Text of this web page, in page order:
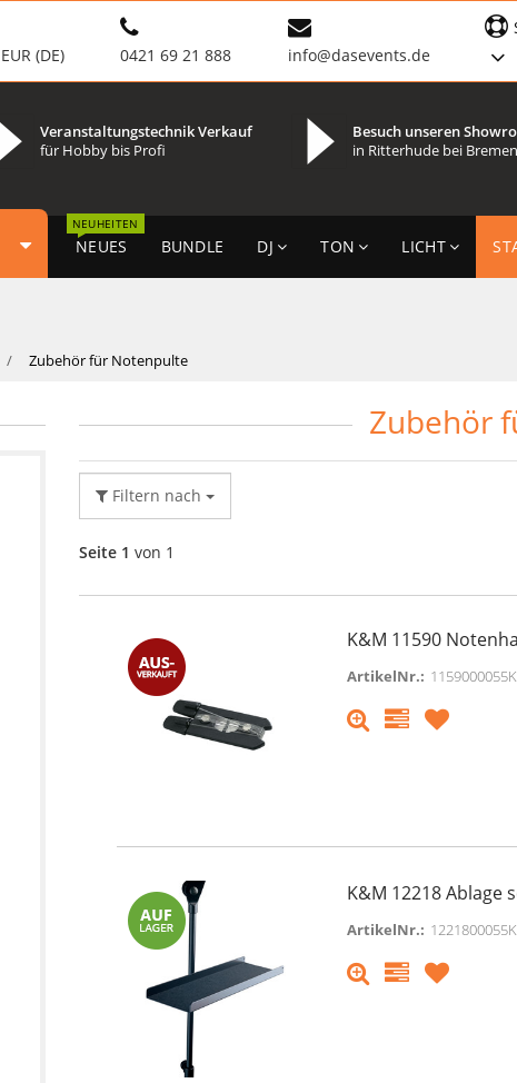
(DE) 0421 69 21 888 info@dasevents.de
Veranstaltungstechnik Verkauf
für Hobby bis Profi
Besuch unseren
in Ritterhude bei Bremen
NEUES
NEUHEITEN
BUNDLE DJ TON LICHT
Zubehör für Notenpulte
Zubehör
Filtern nach
Seite 1 von 1
K&M 11590
ArtikelNr.:
K&M 12218 Ablage
ArtikelNr.: